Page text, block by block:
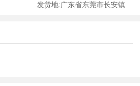
发货地:广东省东莞市长安镇